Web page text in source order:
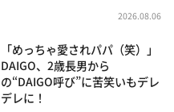
2026.08.06
「めっちゃ愛されパパ（笑）」
DAIGO、2歳長男から
の“DAIGO呼び”に苦笑いもデレ
デレに！